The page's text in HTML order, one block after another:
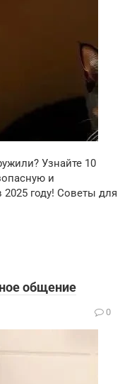
Узнайте 10
и
году! Советы для
общение
0